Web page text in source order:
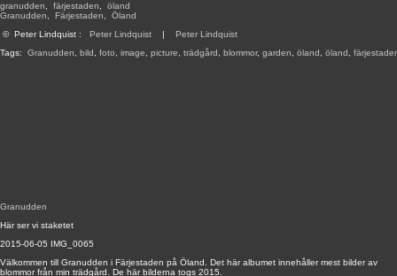
granudden
färjestaden
öland
Granudden
Färjestaden
Öland
© Peter Lindquist : Peter Lindquist | Peter Lindquist
Tags: Granudden bild foto image picture trädgård blommor, garden öland öland
Granudden
Här ser vi staketet
2015-06-05 IMG_0065
Välkommen till Granudden i Färjestaden på Öland. Det här albumet innehåller mest bilder av
blommor från min trädgård. De här bilderna togs 2015.